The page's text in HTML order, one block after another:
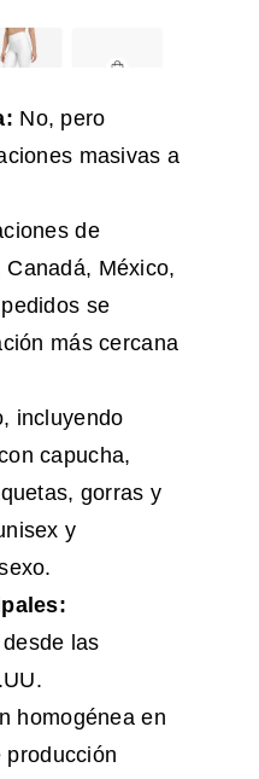
No, pero
masivas a
de
México,
se
más cercana
incluyendo
capucha,
gorras y
y
las
homogénea en
producción